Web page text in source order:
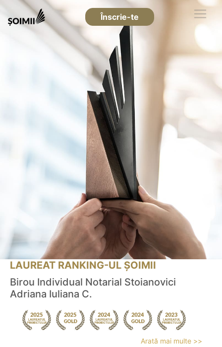
Înscrie-te
LAUREAT RANKING-UL ȘOIMII
Birou Individual Notarial Stoianovici
Adriana Iuliana C.
Arată mai multe >>